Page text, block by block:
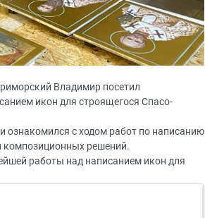
Владимир посетил
икон для строящегося Спасо-
с ходом работ по написанию
композиционных решений.
работы над написанием икон для